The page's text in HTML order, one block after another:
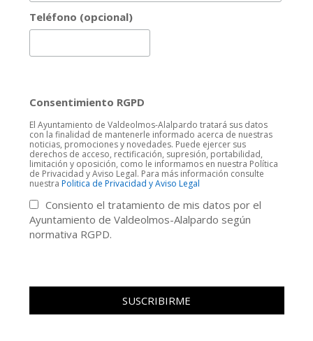
Teléfono (opcional)
Consentimiento RGPD
El Ayuntamiento de Valdeolmos-Alalpardo tratará sus datos
con la finalidad de mantenerle informado acerca de nuestras
noticias, promociones y novedades. Puede ejercer sus
derechos de acceso, rectificación, supresión, portabilidad,
limitación y oposición, como le informamos en nuestra Política
de Privacidad y Aviso Legal. Para más información consulte
nuestra Politica de Privacidad y Aviso Legal
Consiento el tratamiento de mis datos por el
Ayuntamiento de Valdeolmos-Alalpardo según
normativa RGPD.